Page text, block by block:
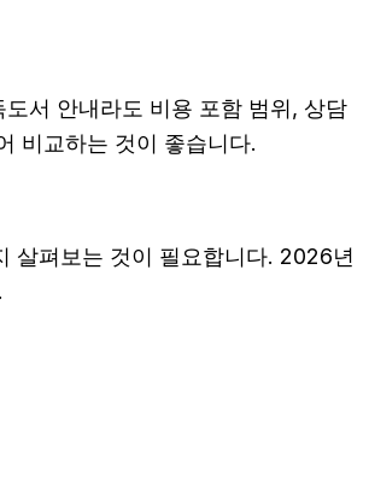
서 안내라도 비용 포함 범위, 상담
비교하는 것이 좋습니다.
살펴보는 것이 필요합니다. 2026년